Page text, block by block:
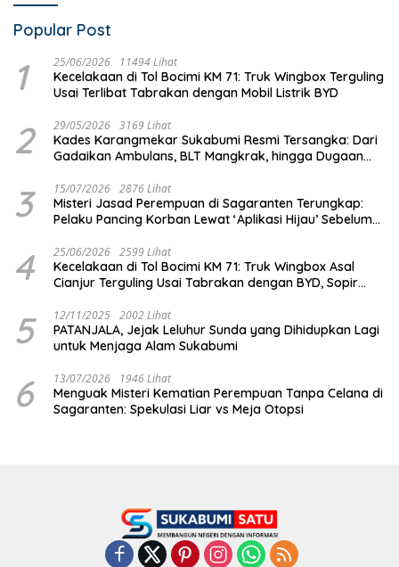
Popular Post
1 25/06/2026 11494 Lihat
Kecelakaan di Tol Bocimi KM 71: Truk Wingbox Terguling
Usai Terlibat Tabrakan dengan Mobil Listrik BYD
2 29/05/2026 3169 Lihat
Kades Karangmekar Sukabumi Resmi Tersangka: Dari
Gadaikan Ambulans, BLT Mangkrak, hingga Dugaan
3 15/07/2026 2876 Lihat
Misteri Jasad Perempuan di Sagaranten Terungkap:
Pelaku Pancing Korban Lewat ‘Aplikasi Hijau’ Sebelum
4 25/06/2026 2599 Lihat
Kecelakaan di Tol Bocimi KM 71: Truk Wingbox Asal
Cianjur Terguling Usai Tabrakan dengan BYD, Sopir
5 12/11/2025 2002 Lihat
PATANJALA, Jejak Leluhur Sunda yang Dihidupkan Lagi
untuk Menjaga Alam Sukabumi
6 13/07/2026 1946 Lihat
Menguak Misteri Kematian Perempuan Tanpa Celana di
Sagaranten: Spekulasi Liar vs Meja Otopsi